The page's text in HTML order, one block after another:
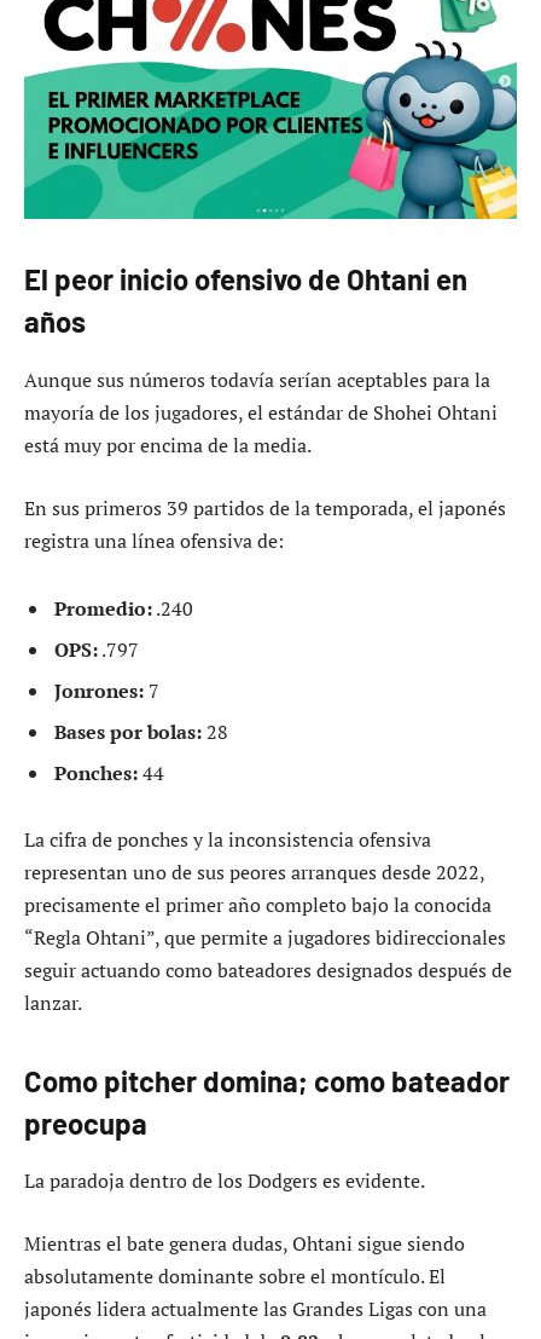
El peor inicio ofensivo de Ohtani en
años
Aunque sus números todavía serían aceptables para la
mayoría de los jugadores, el estándar de Shohei Ohtani
está muy por encima de la media.
En sus primeros 39 partidos de la temporada, el japonés
registra una línea ofensiva de:
Promedio:.240
OPS:.797
Jonrones: 7
Bases por bolas:28
Ponches:44
La cifra de ponches y la inconsistencia ofensiva
representan uno de sus peores arranques desde 2022,
precisamente el primer año completo bajo la conocida
“Regla Ohtani”, que permite a jugadores bidireccionales
seguir actuando como bateadores designados después de
lanzar.
Como pitcher domina; como bateador
preocupa
La paradoja dentro de los Dodgers es evidente.
Mientras el bate genera dudas, Ohtani sigue siendo
absolutamente dominante sobre el montículo. El
japonés lidera actualmente las Grandes Ligas con una